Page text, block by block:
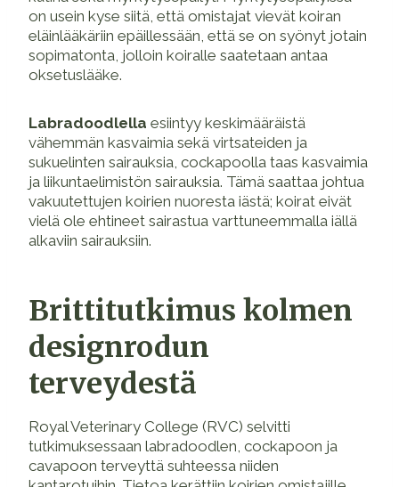
on usein kyse siitä, että omistajat vievät koiran
eläinlääkäriin epäillessään, että se on syönyt jotain
sopimatonta, jolloin koiralle saatetaan antaa
oksetuslääke.
Labradoodlella esiintyy keskimääräistä
vähemmän kasvaimia sekä virtsateiden ja
sukuelinten sairauksia, cockapoolla taas kasvaimia
ja liikuntaelimistön sairauksia. Tämä saattaa johtua
vakuutettujen koirien nuoresta iästä; koirat eivät
vielä ole ehtineet sairastua varttuneemmalla iällä
alkaviin sairauksiin.
Brittitutkimus kolmen
designrodun
terveydestä
Royal Veterinary College (RVC) selvitti
tutkimuksessaan labradoodlen, cockapoon ja
cavapoon terveyttä suhteessa niiden